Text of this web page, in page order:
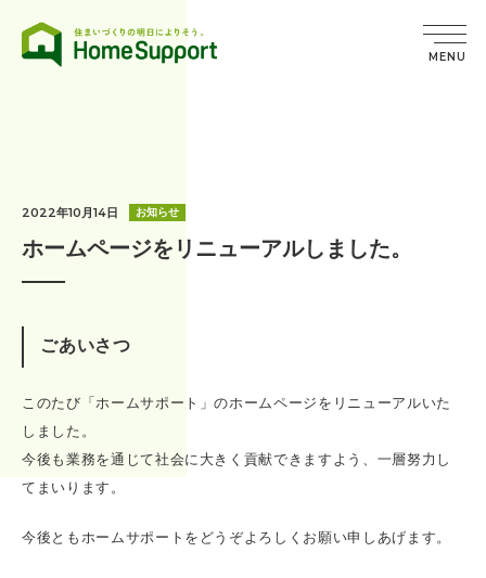
MENU
2022年10月14日 お知らせ
ホームページをリニューアルしました。
ごあいさつ
このたび「ホームサポート」のホームページをリニューアルいた
しました。
今後も業務を通じて社会に大きく貢献できますよう、一層努力し
てまいります。
今後ともホームサポートをどうぞよろしくお願い申しあげます。